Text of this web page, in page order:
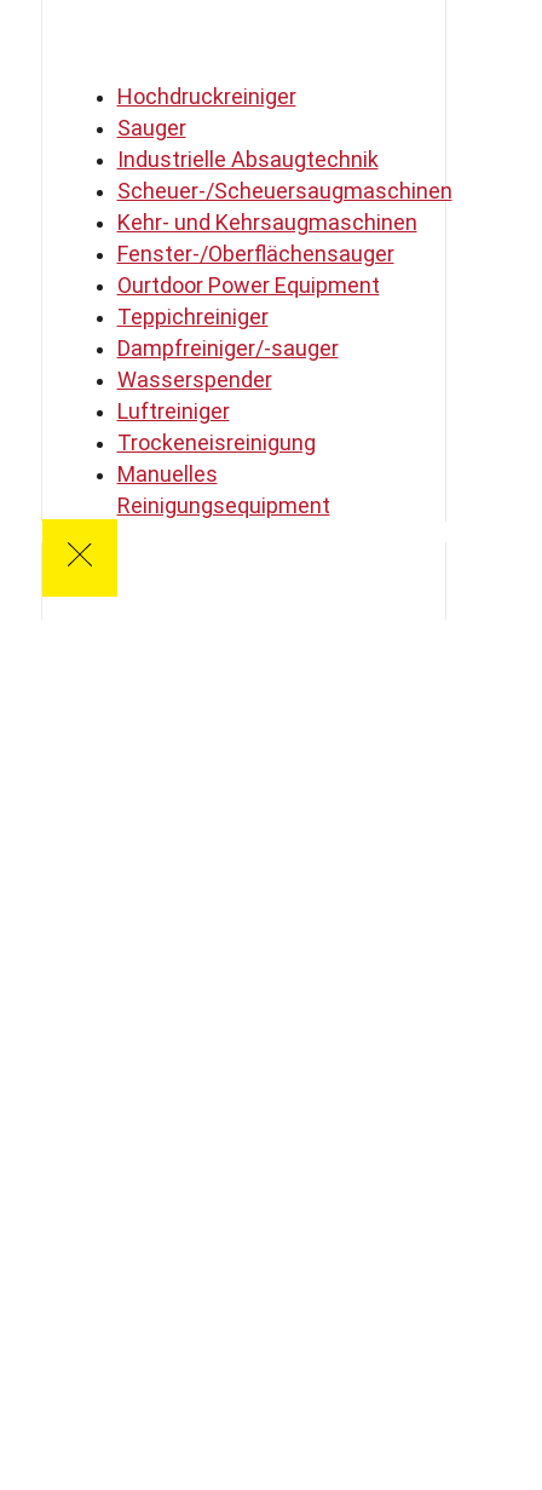
Hochdruckreiniger
Sauger
Industrielle Absaugtechnik
Scheuer-/Scheuersaugmaschinen
Kehr- und Kehrsaugmaschinen
Fenster-/Oberflächensauger
Ourtdoor Power Equipment
Teppichreiniger
Dampfreiniger/-sauger
Wasserspender
Luftreiniger
Trockeneisreinigung
Manuelles
Reinigungsequipment